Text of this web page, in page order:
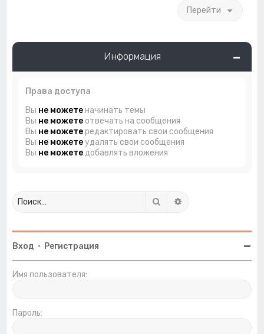
Перейти
Информация
Права доступа
Вы не можетеначинать темы
Вы не можетеотвечать на сообщения
Вы не можетередактировать свои сообщения
Вы не можетеудалять свои сообщения
Вы не можетедобавлять вложения
Поиск
Вход • Регистрация
Имя пользователя:
Пароль: